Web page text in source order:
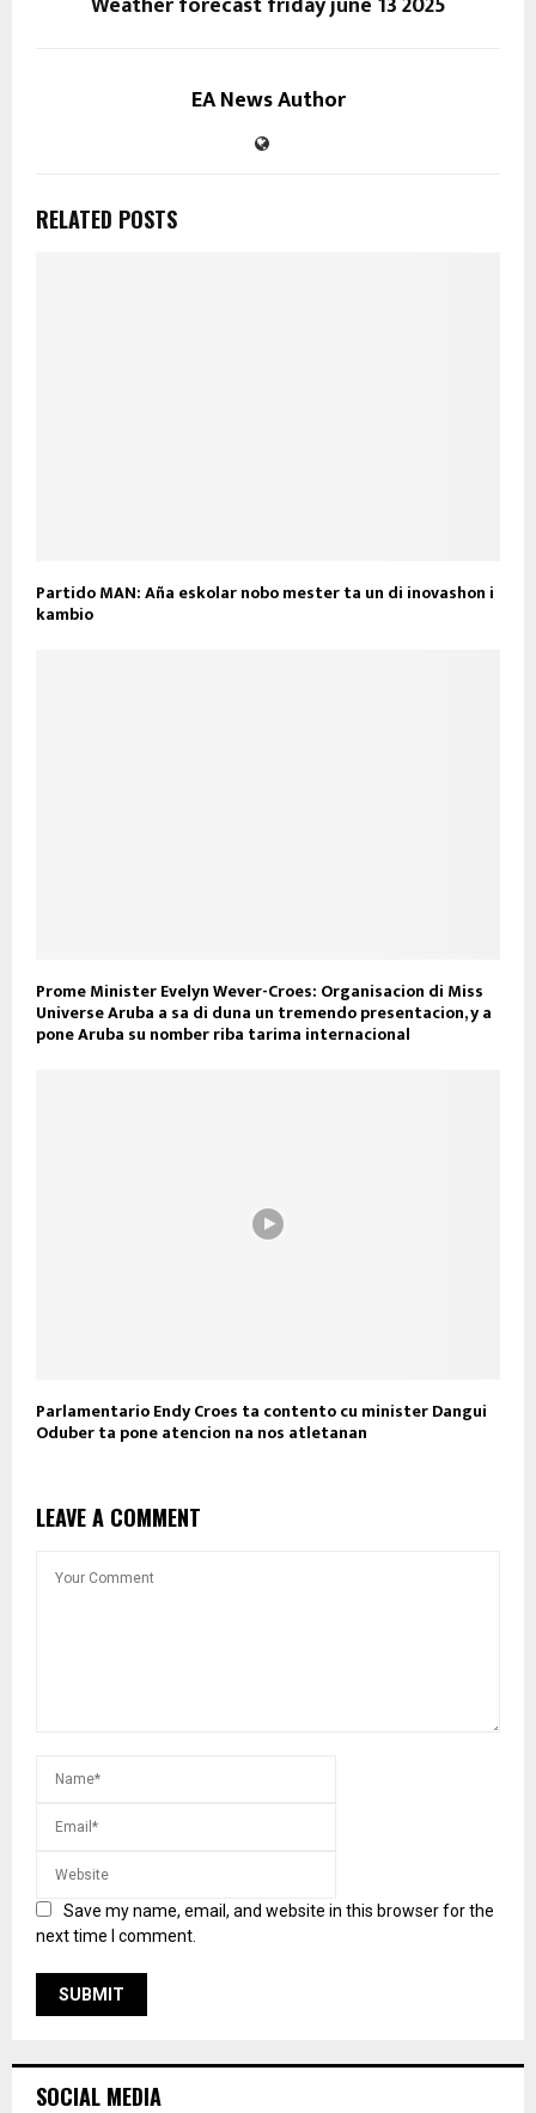
EA News Author
RELATED POSTS
Partido MAN: Aña eskolar nobo mester ta un di inovashon i
kambio
Prome Minister Evelyn Wever-Croes: Organisacion di Miss
Universe Aruba a sa di duna un tremendo presentacion, y a
pone Aruba su nomber riba tarima internacional
Parlamentario Endy Croes ta contento cu minister Dangui
Oduber ta pone atencion na nos atletanan
LEAVE A COMMENT
Save my name, email, and website in this browser for the
next time I comment.
SOCIAL MEDIA